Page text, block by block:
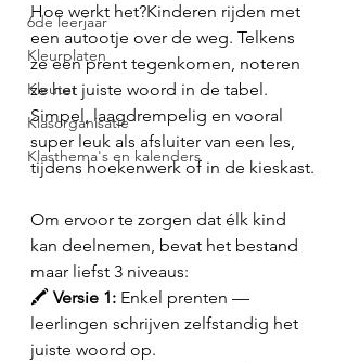
6de leerjaar
Kleurplaten
Kleuter
Klasorganisatie
Klasthema's en kalenders
Hoe werkt het?Kinderen rijden met
een autootje over de weg. Telkens
ze een prent tegenkomen, noteren
ze het juiste woord in de tabel.
Simpel, laagdrempelig en vooral
super leuk als afsluiter van een les,
tijdens hoekenwerk of in de kieskast.
Om ervoor te zorgen dat élk kind
kan deelnemen, bevat het bestand
maar liefst 3 niveaus:
🖍️ Versie 1: Enkel prenten —
leerlingen schrijven zelfstandig het
juiste woord op.